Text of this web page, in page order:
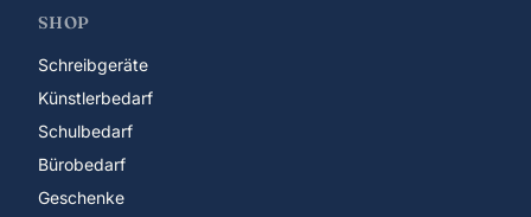
SHOP
Schreibgeräte
Künstlerbedarf
Schulbedarf
Bürobedarf
Geschenke